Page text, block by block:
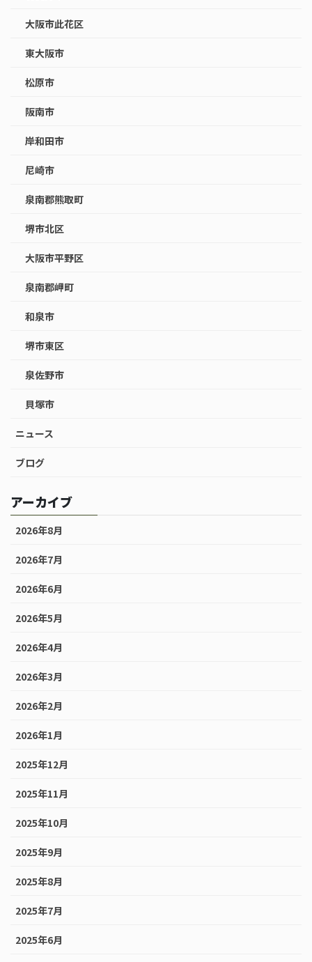
大阪市此花区
東大阪市
松原市
阪南市
岸和田市
尼崎市
泉南郡熊取町
堺市北区
大阪市平野区
泉南郡岬町
和泉市
堺市東区
泉佐野市
貝塚市
ニュース
ブログ
アーカイブ
2026年8月
2026年7月
2026年6月
2026年5月
2026年4月
2026年3月
2026年2月
2026年1月
2025年12月
2025年11月
2025年10月
2025年9月
2025年8月
2025年7月
2025年6月